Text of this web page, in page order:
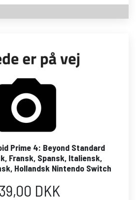
Prime 4: Beyond Standard
Fransk, Spansk, Italiensk,
Hollandsk Nintendo Switch
DKK